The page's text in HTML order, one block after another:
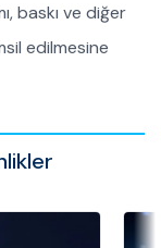
baskı ve diğer
edilmesine